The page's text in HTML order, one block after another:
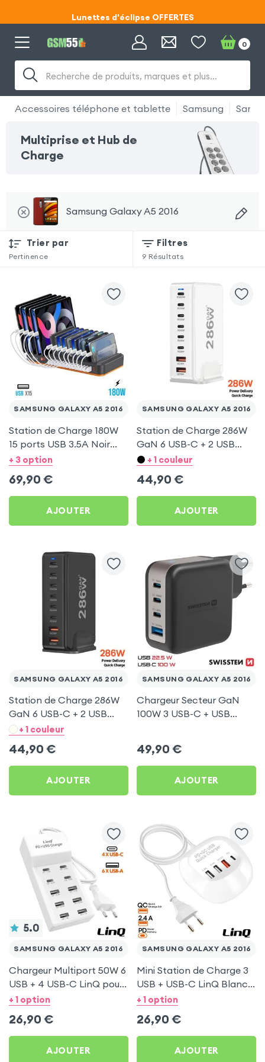
Code ECLIPSE55
Code ECLIPSE55
Recherche de produits, marques et plus…
0
Accessoires téléphone et tablette Samsung
Multiprise et Hub de
Charge
Samsung Galaxy A5 2016
Trier par
Pertinence
Filtres
9 Résultats
SAMSUNG GALAXY A5 2016
Station de Charge 180W
15 ports USB 3.5A Noir
pour Samsung Galaxy A5
+ 3 option
69,90 €
AJOUTER
SAMSUNG GALAXY A5 2016
Station de Charge 286W
GaN 6 USB-C + 2 USB
Blanc pour Samsung
+ 1 couleur
44,90 €
AJOUTER
SAMSUNG GALAXY A5 2016
Station de Charge 286W
GaN 6 USB-C + 2 USB
Noir pour Samsung
+ 1 couleur
44,90 €
AJOUTER
SAMSUNG GALAXY A5 2016
Chargeur Secteur GaN
100W 3 USB-C + USB
49,90 €
AJOUTER
5.0
SAMSUNG GALAXY A5 2016
Chargeur Multiport 50W 6
USB + 4 USB-C LinQ pour
Samsung Galaxy A5 2016
+ 1 option
26,90 €
AJOUTER
SAMSUNG GALAXY A5 2016
Mini Station de Charge 3
USB + USB-C LinQ Blanc
pour Samsung Galaxy A5
+ 1 option
26,90 €
AJOUTER